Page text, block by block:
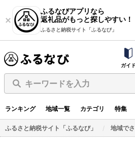
ふるなびアプリなら
返礼品がもっと探しやすい！
ふるさと納税サイト「ふるなび」
ガイド
キーワードを入力
ランキング 地域一覧 カテゴリ 特集
ふるさと納税サイト「ふるなび」 地域で